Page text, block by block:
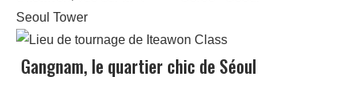
Gangnam, le quartier chic de Séoul